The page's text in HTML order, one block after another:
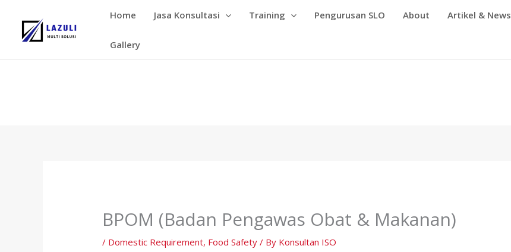
content
Home Jasa Konsultasi Training Pengurusan SLO About Artikel & News
Gallery
BPOM (Badan Pengawas Obat & Makanan)
/ Domestic Requirement, Food Safety / By Konsultan ISO